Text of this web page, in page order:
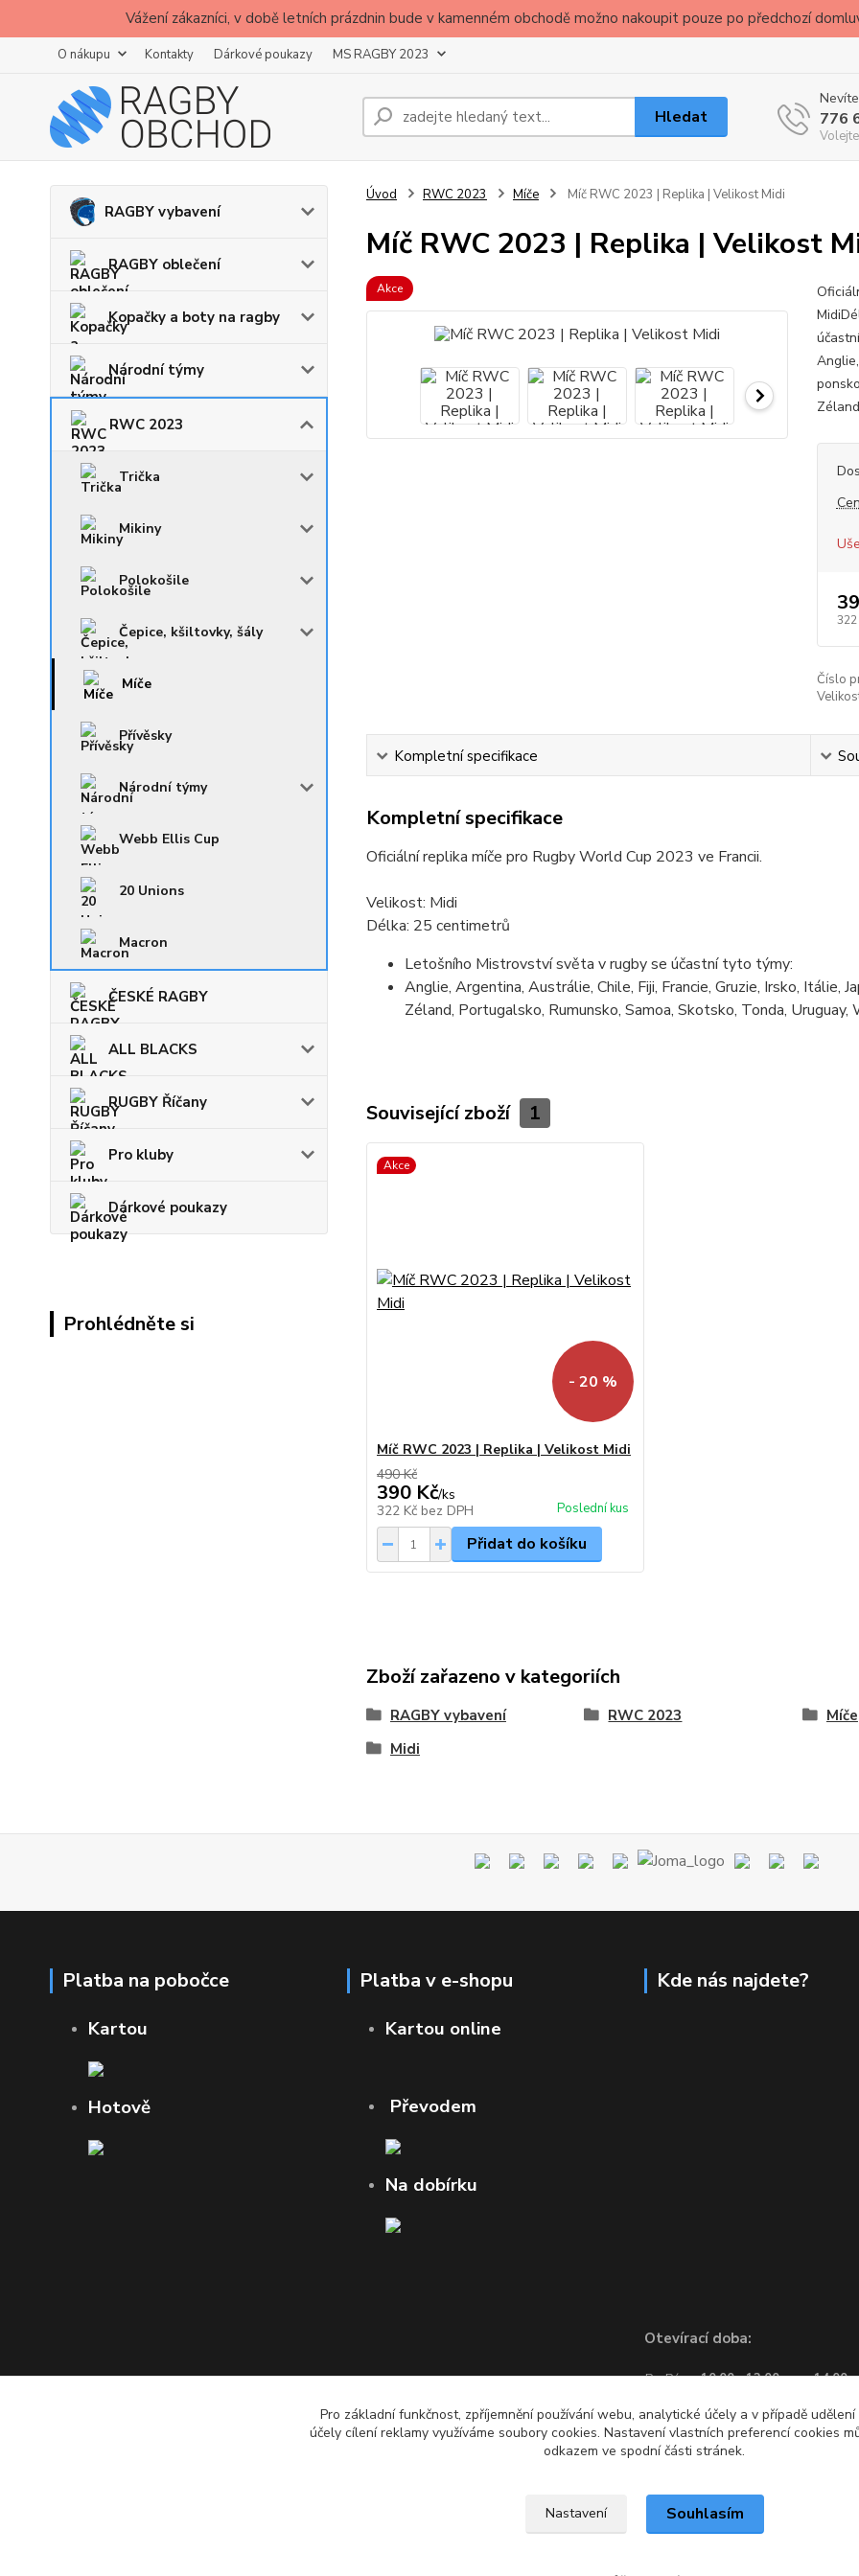
Vážení zákazníci, v době letních prázdnin bude v kamenném obchodě možno nakoupit pouze po předchozí
O nákupu Kontakty Dárkové poukazy MS RAGBY 2023
Hledat 776
RAGBY vybavení
RAGBY oblečení
Kopačky a boty na ragby
Národní týmy
RWC 2023
Trička
Mikiny
Polokošile
Čepice, kšiltovky, šály
Míče
Přívěsky
Národní týmy
Webb Ellis Cup
20 Unions
Macron
ČESKÉ RAGBY
ALL BLACKS
RUGBY Říčany
Pro kluby
Dárkové poukazy
Prohlédněte si
Úvod RWC 2023 Míče Míč RWC 2023 | Replika | Velikost Midi
Míč RWC 2023 | Replika | Velikost
Akce
322
Číslo
Kompletní specifikace
Kompletní specifikace
Oficiální replika míče pro Rugby World Cup 2023 ve Francii.
Velikost: Midi
Délka: 25 centimetrů
Letošního Mistrovství světa v rugby se účastní tyto týmy:
Anglie, Argentina, Austrálie, Chile, Fiji, Francie, Gruzie, Irsko, Itálie,
Zéland, Portugalsko, Rumunsko, Samoa, Skotsko, Tonda, Uruguay,
Související zboží 1
Akce
- 20 %
Míč RWC 2023 | Replika | Velikost Midi
490 Kč
390 Kč/ks
322 Kč bez DPH Poslední kus
Přidat do košíku
Zboží zařazeno v kategoriích
RAGBY vybavení RWC 2023
Míče
Midi
Platba na pobočce
Kartou
Hotově
Platba v e-shopu
Kartou online
Převodem
Na dobírku
Kde nás najdete?
Otevírací doba:
Po-Pá: 10:00 - 12:00
14:00 -
10:00 - 12:00
Pro základní funkčnost, zpříjemnění používání webu, analytické účely a v případě
účely cílení reklamy využíváme soubory cookies. Nastavení vlastních preferencí cookies
odkazem ve spodní části stránek.
Nastavení Souhlasím